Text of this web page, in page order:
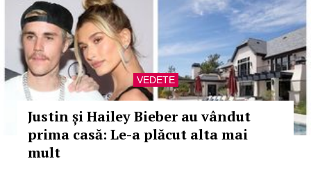
VEDETE
Justin și Hailey Bieber au vândut
prima casă: Le-a plăcut alta mai
mult